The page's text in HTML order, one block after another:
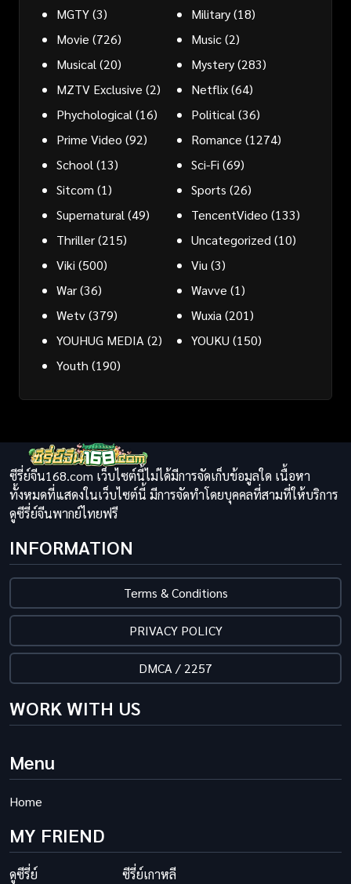
MGTY(3) Military(18)
Movie (726) Music(2)
Musical (20) Mystery(283)
MZTV Exclusive (2) Netflix(64)
Phychological (16) Political (36)
Prime Video (92) Romance (1274)
School (13) Sci-Fi (69)
Sitcom (1) Sports (26)
Supernatural (49) TencentVideo (133)
Thriller(215) Uncategorized (10)
Viki (500) Viu (3)
War(36) Wavve (1)
Wetv(379) Wuxia (201)
YOUHUG MEDIA (2) YOUKU (150)
Youth (190)
ซีรี่ย์จีน168.com เว็บไซต์นี้ไม่ได้มีการจัดเก็บข้อมูลใด เนื้อหา
ทั้งหมดที่แสดงในเว็บไซต์นี้ มีการจัดทำโดยบุคคลที่สามที่ให้บริการ
ดูซีรี่ย์จีนพากย์ไทยฟรี
INFORMATION
Terms & Conditions
PRIVACY POLICY
DMCA / 2257
WORK WITH US
Menu
Home
MY FRIEND
ดูซีรี่ย์ ซีรี่ย์เกาหลี